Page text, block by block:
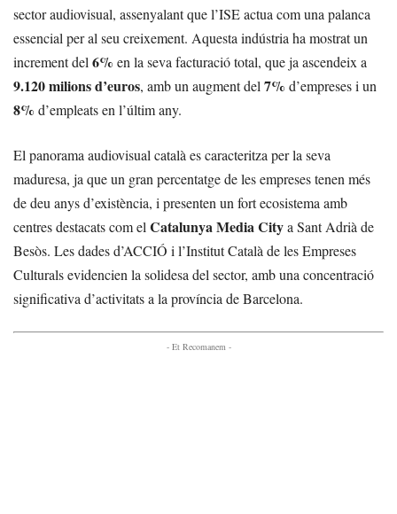
sector audiovisual, assenyalant que l’ISE actua com una palanca
essencial per al seu creixement. Aquesta indústria ha mostrat un
increment del 6% en la seva facturació total, que ja ascendeix a
9.120 milions d’euros, amb un augment del 7% d’empreses i un
8% d’empleats en l’últim any.
El panorama audiovisual català es caracteritza per la seva
maduresa, ja que un gran percentatge de les empreses tenen més
de deu anys d’existència, i presenten un fort ecosistema amb
centres destacats com el Catalunya Media Citya Sant Adrià de
Besòs. Les dades d’ACCIÓ i l’Institut Català de les Empreses
Culturals evidencien la solidesa del sector, amb una concentració
significativa d’activitats a la província de Barcelona.
- Et Recomanem -